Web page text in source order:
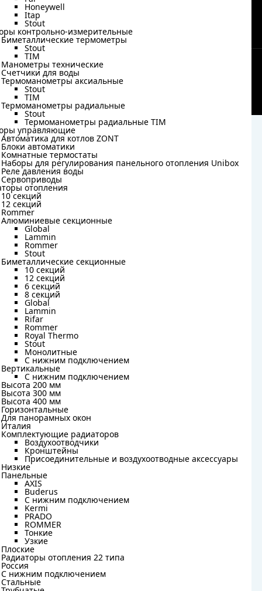
Honeywell
Itap
Stout
контрольно-измерительные
Биметаллические термометры
Stout
TIM
Манометры технические
Счетчики для воды
Термоманометры аксиальные
Stout
TIM
Термоманометры радиальные
Stout
Термоманометры радиальные TIM
управляющие
Автоматика для котлов ZONT
Блоки автоматики
Комнатные термостаты
Наборы для регулирования панельного отопления Unibox
Реле давления воды
Сервоприводы
отопления
10 секций
12 секций
Rommer
Алюминиевые секционные
Global
Lammin
Rommer
Stout
Биметаллические секционные
10 секций
12 секций
6 секций
8 секций
Global
Lammin
Rifar
Rommer
Royal Thermo
Stout
Монолитные
С нижним подключением
Вертикальные
С нижним подключением
Высота 200 мм
Высота 300 мм
Высота 400 мм
Горизонтальные
Для панорамных окон
Италия
Комплектующие радиаторов
Воздухоотводчики
Кронштейны
Присоединительные и воздухоотводные аксессуары
Низкие
Панельные
AXIS
Buderus
C нижним подключением
Kermi
PRADO
ROMMER
Тонкие
Узкие
Плоские
Радиаторы отопления 22 типа
Россия
С нижним подключением
Стальные
Honeywell
Itap
Stout
контрольно-измерительные
Биметаллические термометры
Stout
TIM
Манометры технические
Счетчики для воды
Термоманометры аксиальные
Stout
TIM
Термоманометры радиальные
Stout
Термоманометры радиальные TIM
управляющие
Автоматика для котлов ZONT
Блоки автоматики
Комнатные термостаты
Наборы для регулирования панельного отопления Unibox
Реле давления воды
Сервоприводы
отопления
10 секций
12 секций
Rommer
Алюминиевые секционные
Global
Lammin
Rommer
Stout
Биметаллические секционные
10 секций
12 секций
6 секций
8 секций
Global
Lammin
Rifar
Rommer
Royal Thermo
Stout
Монолитные
С нижним подключением
Вертикальные
С нижним подключением
Высота 200 мм
Высота 300 мм
Высота 400 мм
Горизонтальные
Для панорамных окон
Италия
Комплектующие радиаторов
Воздухоотводчики
Кронштейны
Присоединительные и воздухоотводные аксессуары
Низкие
Панельные
AXIS
Buderus
C нижним подключением
Kermi
PRADO
ROMMER
Тонкие
Узкие
Плоские
Радиаторы отопления 22 типа
Россия
С нижним подключением
Стальные
Насосные группы для отопления